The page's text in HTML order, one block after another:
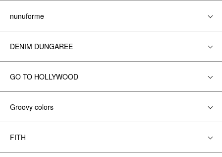
nunuforme
DENIM DUNGAREE
GO TO HOLLYWOOD
Groovy colors
FITH